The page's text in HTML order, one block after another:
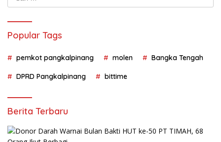
Popular Tags
pemkot pangkalpinang molen Bangka Tengah
DPRD Pangkalpinang bittime
Berita Terbaru